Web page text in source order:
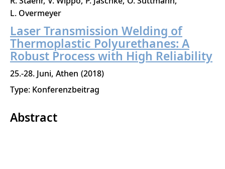
zum
Inhalt
L. Overmeyer
Laser Transmission Welding of
Thermoplastic Polyurethanes: A
Robust Process with High Reliability
25.-28. Juni Athen 2018
Type: Konferenzbeitrag
Abstract